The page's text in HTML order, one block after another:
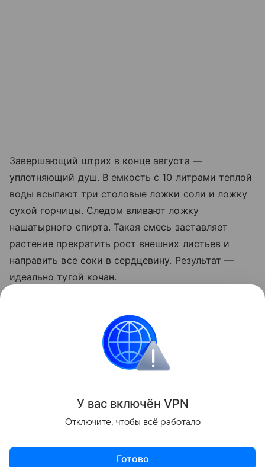
Завершающий штрих в конце августа —
уплотняющий душ. В емкость с 10 литрами теплой
воды всыпают три столовые ложки соли и ложку
сухой горчицы. Следом вливают ложку
нашатырного спирта. Такая смесь заставляет
растение прекратить рост внешних листьев и
направить все соки в сердцевину. Результат —
идеально тугой кочан.
следить за поливом культуры. В последний месяц
лета растению необходим умеренный полив.
У вас включён VPN
Отключите, чтобы всё работало
Готово